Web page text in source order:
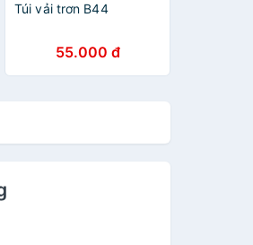
Túi vải trơn B44
55.000 đ